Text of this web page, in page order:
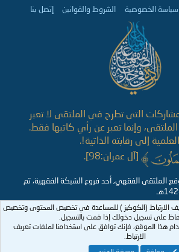
سياسة الخصوصية الشروط والقوانين إتصل بنا
التي تطرح في الملتقى لا تعبر
وإنما تعبر عن رأي كاتبها فقط.
إلى رقابته الذاتية!.
[آل عمران:98].
الملتقى الفقهي, أحد فروع الشبكة الفقهية، تم
الارتباط (الكوكيز ) للمساعدة في تخصيص المحتوى وتخصيص
على تسجيل دخولك إذا قمت بالتسجيل.
هذا الموقع، فإنك توافق على استخدامنا لملفات تعريف
الارتباط.